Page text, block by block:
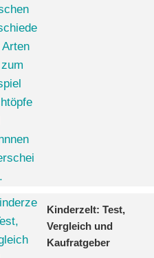
Kinderzelt: Test,
Vergleich und
Kaufratgeber